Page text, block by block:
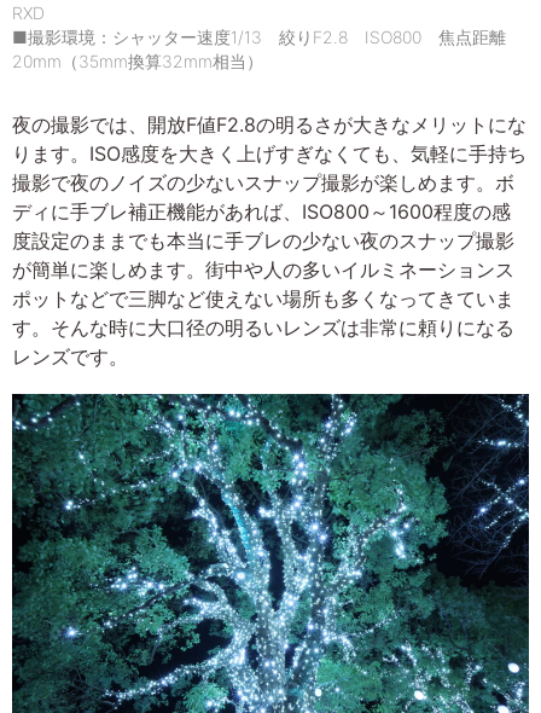
RXD
■撮影環境：シャッター速度1/13 絞りF2.8 ISO800 焦点距離
20mm（35mm換算32mm相当）
夜の撮影では、開放F値F2.8の明るさが大きなメリットにな
ります。ISO感度を大きく上げすぎなくても、気軽に手持ち
撮影で夜のノイズの少ないスナップ撮影が楽しめます。ボ
ディに手ブレ補正機能があれば、ISO800～1600程度の感
度設定のままでも本当に手ブレの少ない夜のスナップ撮影
が簡単に楽しめます。街中や人の多いイルミネーションス
ポットなどで三脚など使えない場所も多くなってきていま
す。そんな時に大口径の明るいレンズは非常に頼りになる
レンズです。